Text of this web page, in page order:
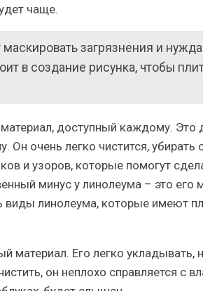
чаще.
загрязнения и
в создание рисунка, чтобы
доступный каждому. Это
очень легко чистится, убирать
и узоров, которые помогут
минус у линолеума – это его
виды линолеума, которые имеют
материал. Его легко
он неплохо справляется с